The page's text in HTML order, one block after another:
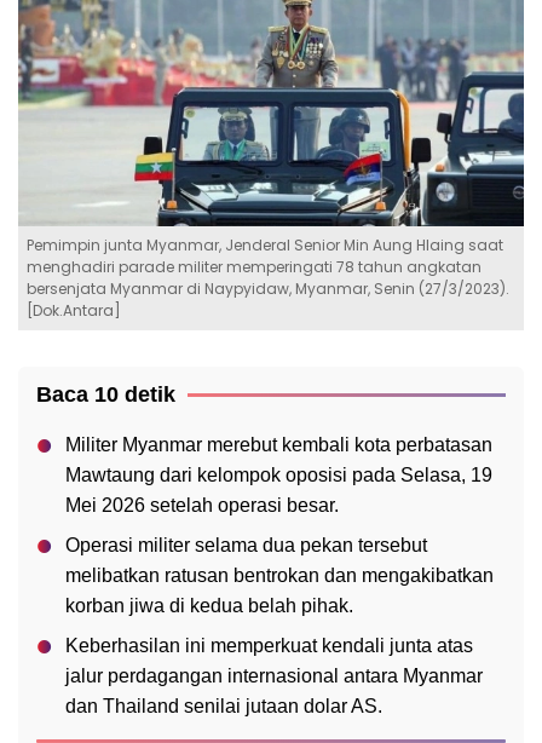
Pemimpin junta Myanmar, Jenderal Senior Min Aung Hlaing saat
menghadiri parade militer memperingati 78 tahun angkatan
bersenjata Myanmar di Naypyidaw, Myanmar, Senin (27/3/2023).
[Dok.Antara]
Baca 10 detik
Militer Myanmar merebut kembali kota perbatasan
Mawtaung dari kelompok oposisi pada Selasa, 19
Mei 2026 setelah operasi besar.
Operasi militer selama dua pekan tersebut
melibatkan ratusan bentrokan dan mengakibatkan
korban jiwa di kedua belah pihak.
Keberhasilan ini memperkuat kendali junta atas
jalur perdagangan internasional antara Myanmar
dan Thailand senilai jutaan dolar AS.